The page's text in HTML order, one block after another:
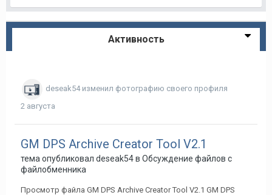
Активность
deseak54изменил фотографию своего профиля
2 августа
GM DPS Archive Creator Tool V2.1
тема опубликовал deseak54в Обсуждение файлов с
файлобменника
Просмотр файла GM DPS Archive Creator Tool V2.1 GM DPS